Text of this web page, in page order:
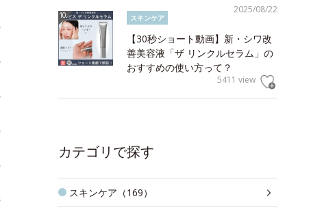
2025/08/22
スキンケア
【30秒ショート動画】新・シワ改
善美容液「ザ リンクルセラム」の
おすすめの使い方って？
5411 view
カテゴリで探す
スキンケア（169）